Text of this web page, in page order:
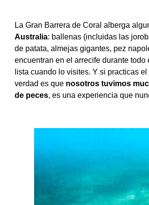
La Gran Barrera de Coral alberga
Australia: ballenas (incluidas las
de patata, almejas gigantes, pez
encuentran en el arrecife durante
lista cuando lo visites. Y si practicas
verdad es que nosotros tuvimos
de peces, es una experiencia que